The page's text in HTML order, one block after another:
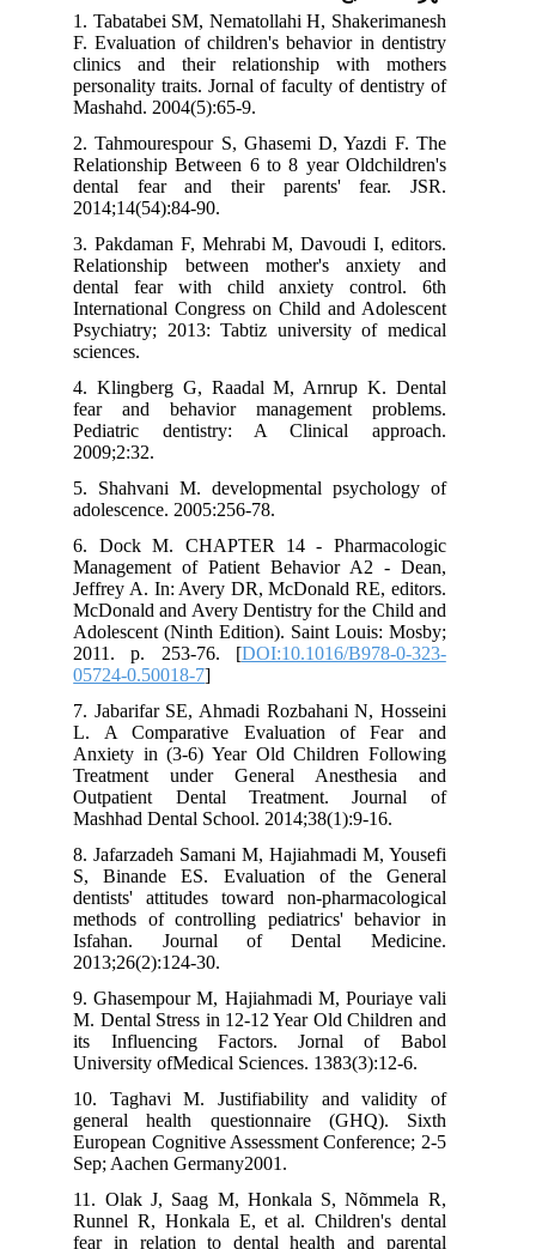
1. Tabatabei SM, Nematollahi H, Shakerimanesh
F. Evaluation of children's behavior in dentistry
clinics and their relationship with mothers
personality traits. Jornal of faculty of dentistry of
Mashahd. 2004(5):65-9.
2. Tahmourespour S, Ghasemi D, Yazdi F. The
Relationship Between 6 to 8 year Oldchildren's
dental fear and their parents' fear. JSR.
2014;14(54):84-90.
3. Pakdaman F, Mehrabi M, Davoudi I, editors.
Relationship between mother's anxiety and
dental fear with child anxiety control. 6th
International Congress on Child and Adolescent
Psychiatry; 2013: Tabtiz university of medical
sciences.
4. Klingberg G, Raadal M, Arnrup K. Dental
fear and behavior management problems.
Pediatric dentistry: A Clinical approach.
2009;2:32.
5. Shahvani M. developmental psychology of
adolescence. 2005:256-78.
6. Dock M. CHAPTER 14 - Pharmacologic
Management of Patient Behavior A2 - Dean,
Jeffrey A. In: Avery DR, McDonald RE, editors.
McDonald and Avery Dentistry for the Child and
Adolescent (Ninth Edition). Saint Louis: Mosby;
2011. p. 253-76. [DOI:10.1016/B978-0-323-
05724-0.50018-7
7. Jabarifar SE, Ahmadi Rozbahani N, Hosseini
L. A Comparative Evaluation of Fear and
Anxiety in (3-6) Year Old Children Following
Treatment under General Anesthesia and
Outpatient Dental Treatment. Journal of
Mashhad Dental School. 2014;38(1):9-16.
8. Jafarzadeh Samani M, Hajiahmadi M, Yousefi
S, Binande ES. Evaluation of the General
dentists' attitudes toward non-pharmacological
methods of controlling pediatrics' behavior in
Isfahan. Journal of Dental Medicine.
2013;26(2):124-30.
9. Ghasempour M, Hajiahmadi M, Pouriaye vali
M. Dental Stress in 12-12 Year Old Children and
its Influencing Factors. Jornal of Babol
University ofMedical Sciences. 1383(3):12-6.
10. Taghavi M. Justifiability and validity of
general health questionnaire (GHQ). Sixth
European Cognitive Assessment Conference; 2-5
Sep; Aachen Germany2001.
11. Olak J, Saag M, Honkala S, Nõmmela R,
Runnel R, Honkala E, et al. Children's dental
fear in relation to dental health and parental